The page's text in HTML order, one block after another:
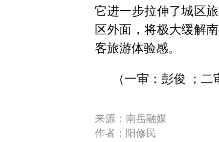
它进一步拉伸了城区
区外面，将极大缓解
客旅游体验感。
（一审：彭俊 ；
来源：南岳融媒
作者：阳修民